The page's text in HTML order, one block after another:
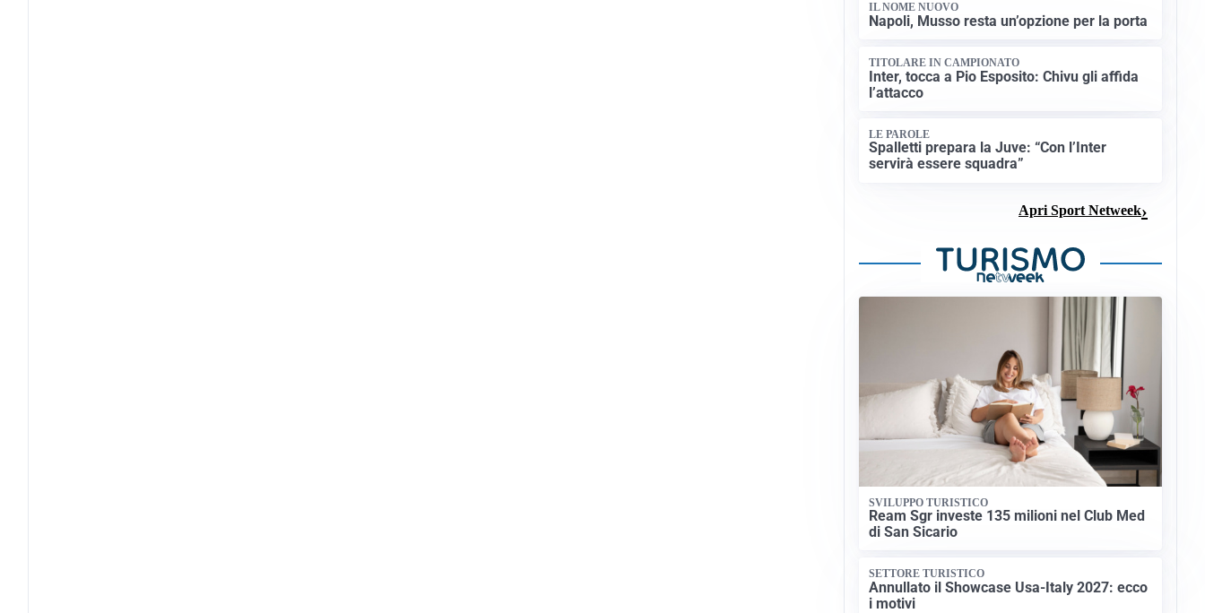
IL NOME NUOVO
Napoli, Musso resta un’opzione per la porta
TITOLARE IN CAMPIONATO
Inter, tocca a Pio Esposito: Chivu gli affida
l’attacco
LE PAROLE
Spalletti prepara la Juve: “Con l’Inter
servirà essere squadra”
Apri Sport Netweek
SVILUPPO TURISTICO
Ream Sgr investe 135 milioni nel Club Med
di San Sicario
SETTORE TURISTICO
Annullato il Showcase Usa-Italy 2027: ecco
i motivi